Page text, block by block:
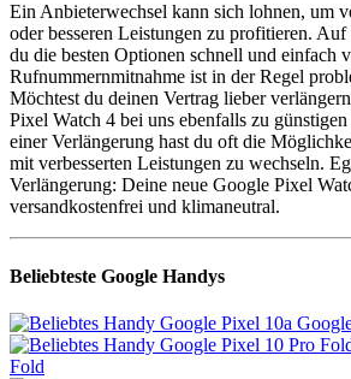
Ein Anbieterwechsel kann sich lohnen, um
oder besseren Leistungen zu profitieren. Auf
du die besten Optionen schnell und einfach
Rufnummernmitnahme ist in der Regel
Möchtest du deinen Vertrag lieber
Pixel Watch 4 bei uns ebenfalls zu
einer Verlängerung hast du oft die
mit verbesserten Leistungen zu wechseln.
Verlängerung: Deine neue Google Pixel
versandkostenfrei und klimaneutral.
Beliebteste Google Handys
Fold